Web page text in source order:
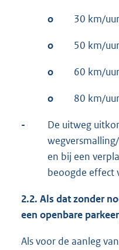
o 30 km/
o 50 km/
o 60 km/
o 80 km/
-
De uitweg
en bij een
beoogde effect
2.2. Als dat zonder
een openbare
Als voor de aanleg